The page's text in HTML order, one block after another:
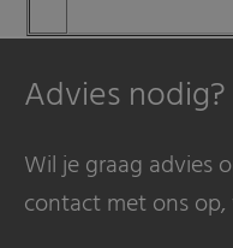
Advies nodig?
Wil je graag advies
contact met ons